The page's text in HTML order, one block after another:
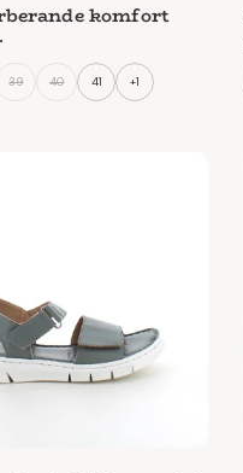
komfort
39 40 41 +1